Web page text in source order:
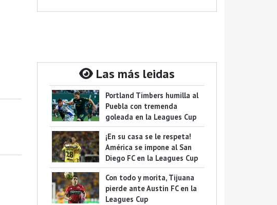
Las más leidas
Portland Timbers humilla al
Puebla con tremenda
goleada en la Leagues Cup
¡En su casa se le respeta!
América se impone al San
Diego FC en la Leagues Cup
Con todo y morita, Tijuana
pierde ante Austin FC en la
Leagues Cup